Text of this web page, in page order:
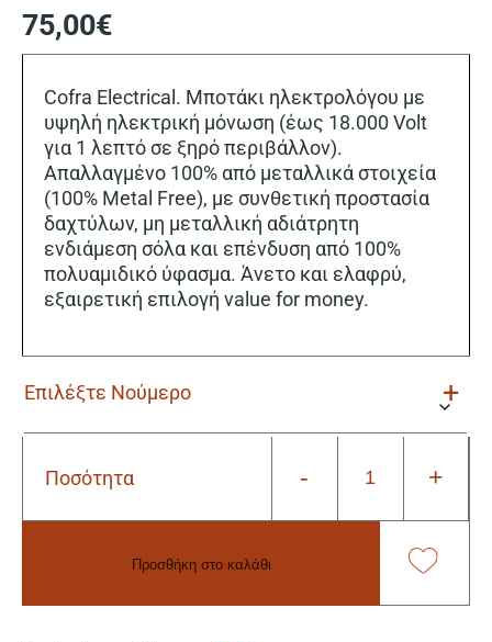
με5.00από
5 με βάση
βαθμολογία
75,00€
Cofra Electrical. Μποτάκι ηλεκτρολόγου με
υψηλή ηλεκτρική μόνωση (έως 18.000 Volt
για 1 λεπτό σε ξηρό περιβάλλον).
Απαλλαγμένο 100% από μεταλλικά στοιχεία
(100% Metal Free), με συνθετική προστασία
δαχτύλων, μη μεταλλική αδιάτρητη
ενδιάμεση σόλα και επένδυση από 100%
πολυαμιδικό ύφασμα. Άνετο και ελαφρύ,
εξαιρετική επιλογή value for money.
Ποσότητα -
Μποτάκι
+
Προσθήκη στο καλάθι